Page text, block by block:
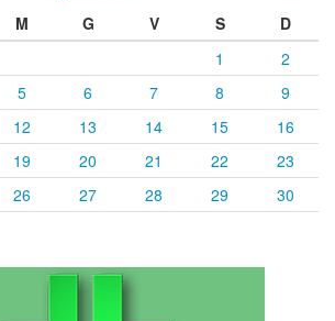
M G V S
D
1
2
5 6 7 8
9
12 13 14 15
16
19 20 21 22
23
26 27 28 29
30